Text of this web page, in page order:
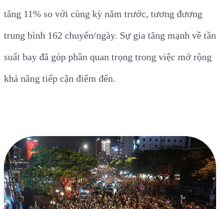
tăng 11% so với cùng kỳ năm trước, tương đương
trung bình 162 chuyến/ngày. Sự gia tăng mạnh về tần
suất bay đã góp phần quan trọng trong việc mở rộng
khả năng tiếp cận điểm đến.